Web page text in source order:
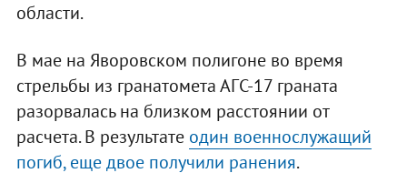
области.
В мае на Яворовском полигоне во время
стрельбы из гранатомета АГС-17 граната
разорвалась на близком расстоянии от
расчета. В результате один военнослужащий
погиб, еще двое получили ранения.